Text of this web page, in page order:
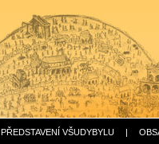
PŘEDSTAVENÍ VŠUDYBYLU |